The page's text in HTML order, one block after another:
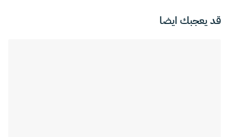
قد يعجبك ايضا